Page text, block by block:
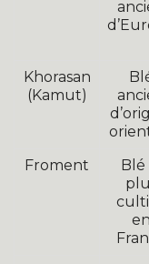
Khorasan
(Kamut)
Froment
Blé
en